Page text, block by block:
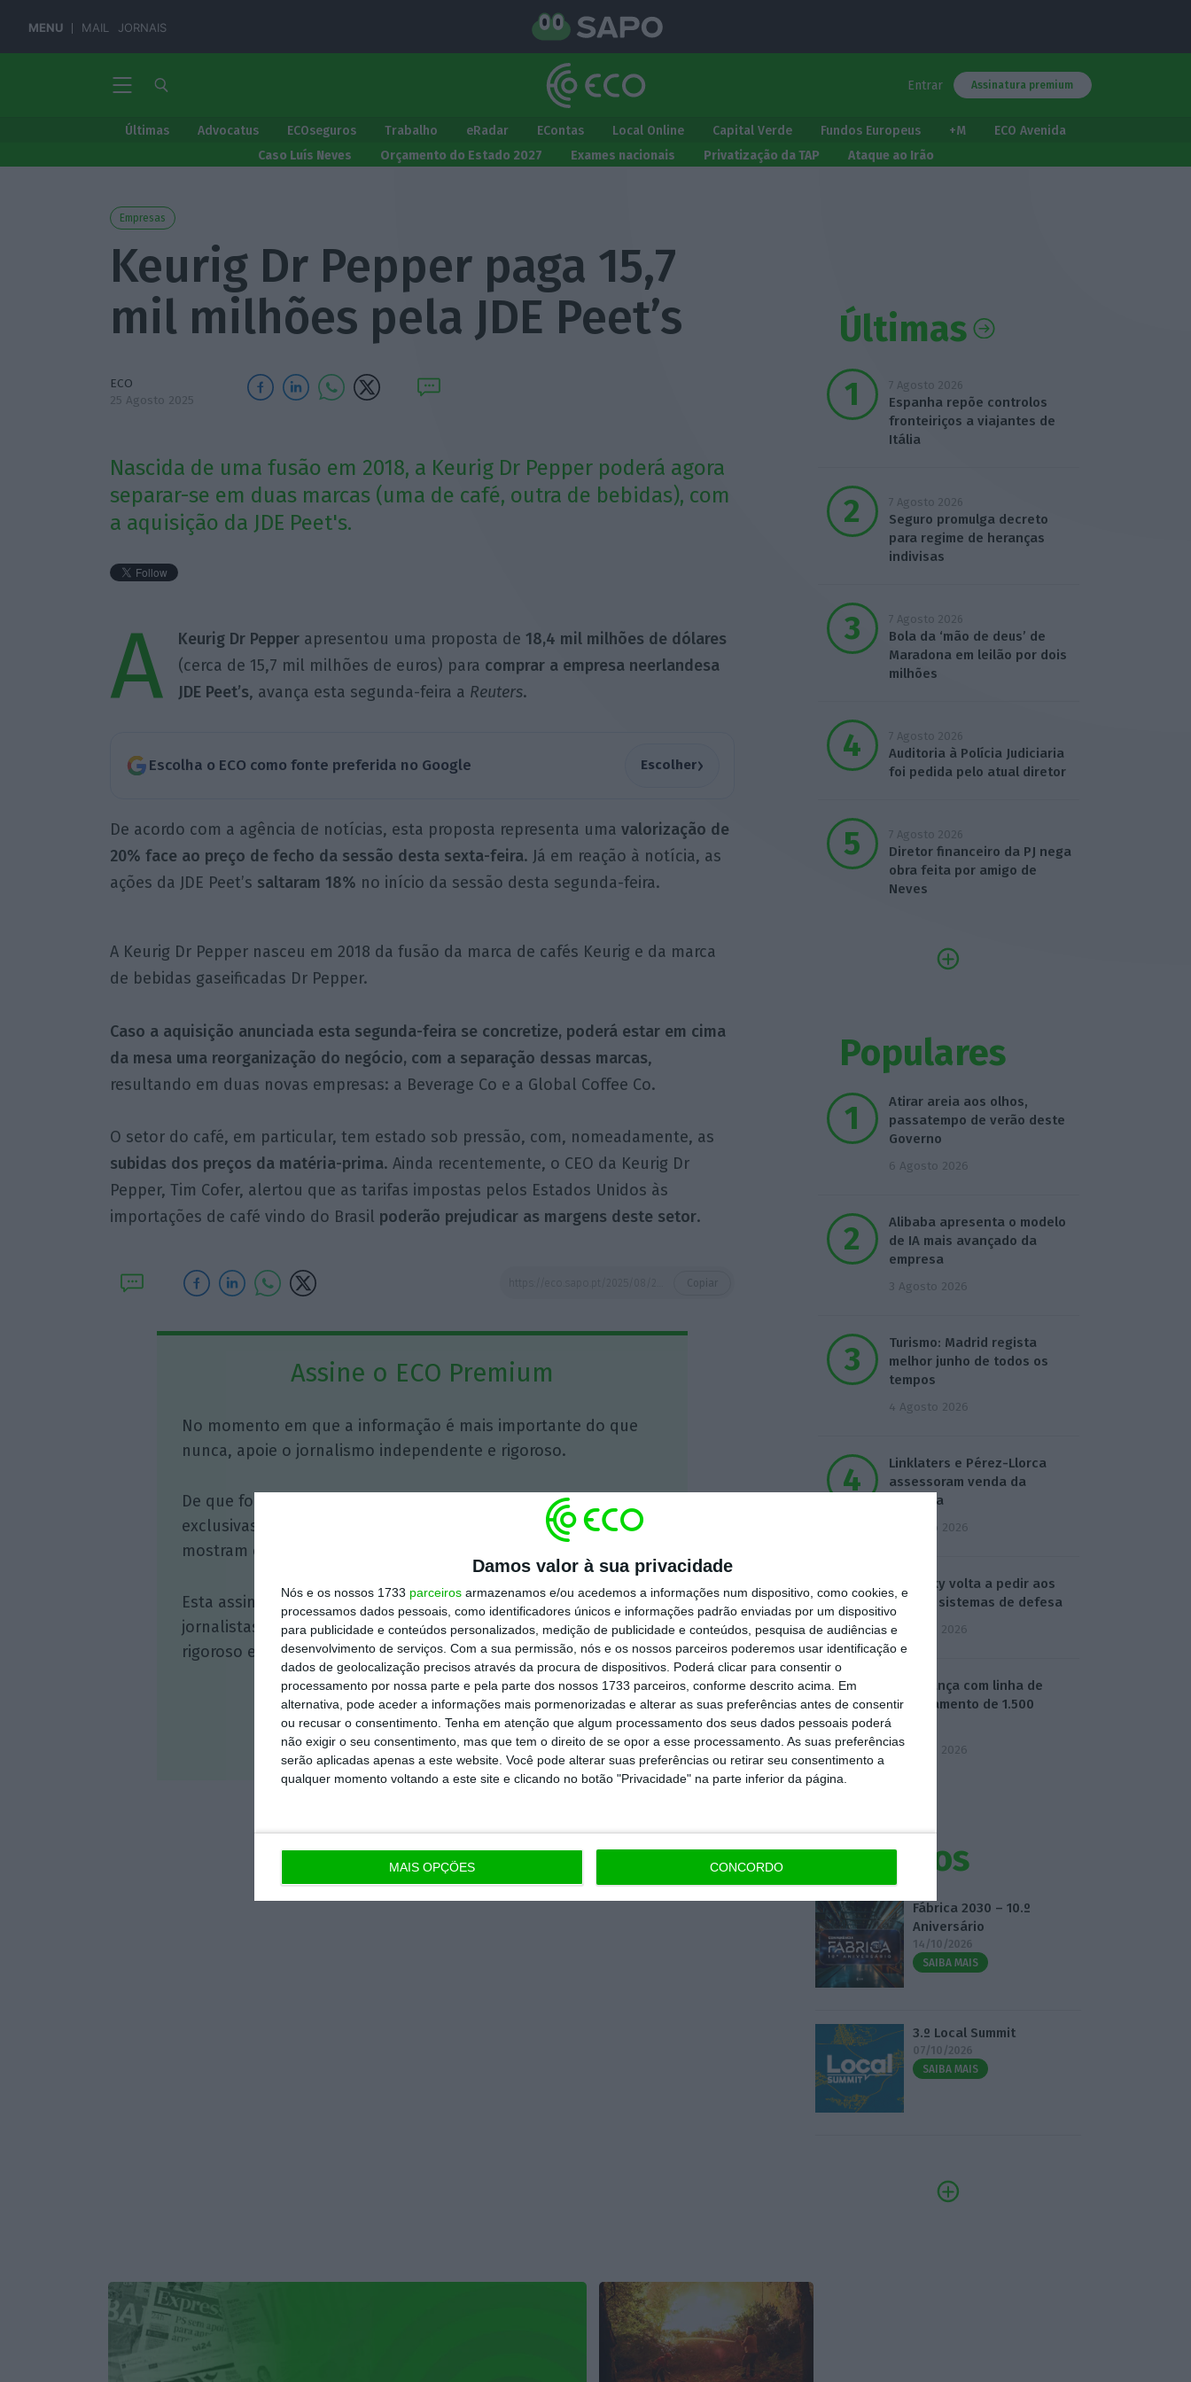
Damos valor à sua privacidade
Nós e os nossos 1733 parceiros armazenamos e/ou acedemos a informações num dispositivo, como cookies, e
processamos dados pessoais, como identificadores únicos e informações padrão enviadas por um dispositivo
para publicidade e conteúdos personalizados, medição de publicidade e conteúdos, pesquisa de audiências e
desenvolvimento de serviços. Com a sua permissão, nós e os nossos parceiros poderemos usar identificação e
dados de geolocalização precisos através da procura de dispositivos. Poderá clicar para consentir o
processamento por nossa parte e pela parte dos nossos 1733 parceiros, conforme descrito acima. Em
alternativa, pode aceder a informações mais pormenorizadas e alterar as suas preferências antes de consentir
ou recusar o consentimento. Tenha em atenção que algum processamento dos seus dados pessoais poderá
não exigir o seu consentimento, mas que tem o direito de se opor a esse processamento. As suas preferências
serão aplicadas apenas a este website. Você pode alterar suas preferências ou retirar seu consentimento a
qualquer momento voltando a este site e clicando no botão "Privacidade" na parte inferior da página.
MAIS OPÇÕES CONCORDO
MENU MAIL JORNAIS
Entrar Assinatura premium
Últimas Advocatus ECOseguros Trabalho eRadar EContas Local Online Capital Verde Fundos Europeus +M
ECO Avenida
Caso Luís Neves
Orçamento do Estado 2027 Exames nacionais Privatização da TAP Ataque ao Irão
Empresas
Keurig Dr Pepper paga 15,7
mil milhões pela JDE Peet’s
ECO
25 Agosto 2025
Nascida de uma fusão em 2018, a Keurig Dr Pepper poderá agora
separar-se em duas marcas (uma de café, outra de bebidas), com
a aquisição da JDE Peet's.
A Keurig Dr Pepperapresentou uma proposta de 18,4 mil milhões de dólares
(cerca de 15,7 mil milhões de euros) para comprar a empresa neerlandesa
JDE Peet’s, avança esta segunda-feira a Reuters.
Escolha o ECO como fonte preferida no Google Escolher›
De acordo com a agência de notícias, esta proposta representa uma valorização de
20% face ao preço de fecho da sessão desta sexta-feira. Já em reação à notícia, as
ações da JDE Peet’s saltaram 18% no início da sessão desta segunda-feira.
A Keurig Dr Pepper nasceu em 2018 da fusão da marca de cafés Keurig e da marca
de bebidas gaseificadas Dr Pepper.
Caso a aquisição anunciada esta segunda-feira se concretize, poderá estar em cima
da mesa uma reorganização do negócio, com a separação dessas marcas,
resultando em duas novas empresas: a Beverage Co e a Global Coffee Co.
O setor do café, em particular, tem estado sob pressão, com, nomeadamente, as
subidas dos preços da matéria-prima. Ainda recentemente, o CEO da Keurig Dr
Pepper, Tim Cofer, alertou que as tarifas impostas pelos Estados Unidos às
importações de café vindo do Brasil poderão prejudicar as margens deste setor.
Assine o ECO Premium
No momento em que a informação é mais importante do que
nunca, apoie o jornalismo independente e rigoroso.
De que forma? Assine o ECO Premium e tenha acesso a notícias
exclusivas, à opinião que conta, às reportagens e especiais que
mostram o outro lado da história.
Esta assinatura é uma forma de apoiar o ECO e os seus
jornalistas. A nossa contrapartida é o jornalismo independente,
rigoroso e credível.
Assine já
Veja todos os planos
Últimas
7 Agosto 2026
Espanha repõe controlos
fronteiriços a viajantes de
Itália
7 Agosto 2026
Seguro promulga decreto
para regime de heranças
indivisas
7 Agosto 2026
Bola da ‘mão de deus’ de
Maradona em leilão por dois
milhões
7 Agosto 2026
Auditoria à Polícia Judiciaria
foi pedida pelo atual diretor
7 Agosto 2026
Diretor financeiro da PJ nega
obra feita por amigo de
Neves
Populares
Atirar areia aos olhos,
passatempo de verão deste
Governo
6 Agosto 2026
Alibaba apresenta o modelo
de IA mais avançado da
empresa
3 Agosto 2026
Turismo: Madrid regista
melhor junho de todos os
tempos
4 Agosto 2026
Linklaters e Pérez-Llorca
assessoram venda da
Caravela
4 Agosto 2026
Zelensky volta a pedir aos
aliados sistemas de defesa
5 Agosto 2026
BPF avança com linha de
financiamento de 1.500
milhões
5 Agosto 2026
Eventos
Fábrica 2030 – 10.º
Aniversário
14/10/2026
SAIBA MAIS
3.º Local Summit
07/10/2026
SAIBA MAIS